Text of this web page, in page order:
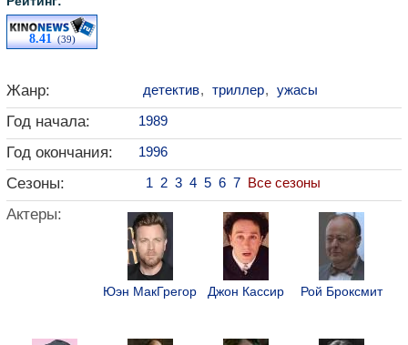
8.41 (39)
Жанр: детектив, триллер, ужасы
Год начала: 1989
Год окончания: 1996
Сезоны: 1 2 3 4 5 6 7 Все сезоны
Актеры:
Юэн МакГрегор Джон Кассир Рой Броксмит